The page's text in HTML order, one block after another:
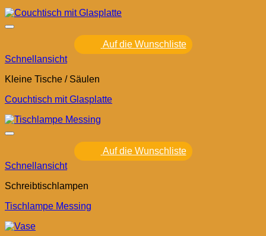
Auf die Wunschliste
Schnellansicht
Kleine Tische / Säulen
Couchtisch mit Glasplatte
Auf die Wunschliste
Schnellansicht
Schreibtischlampen
Tischlampe Messing